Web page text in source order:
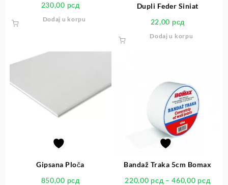
230,00 рсд
Dodaj u korpu
Dupli Feder Siniat
22,00 рсд
Dodaj u korpu
Gipsana Ploča
850,00 рсд
Bandaž Traka 5cm Bomax
220,00 рсд – 460,00 рсд